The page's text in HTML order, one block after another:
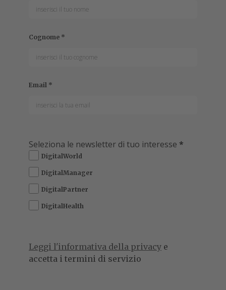
Cognome *
Email *
Seleziona le newsletter di tuo interesse *
DigitalWorld
DigitalManager
DigitalPartner
DigitalHealth
Leggi l'informativa della privacy e
accetta i termini di servizio